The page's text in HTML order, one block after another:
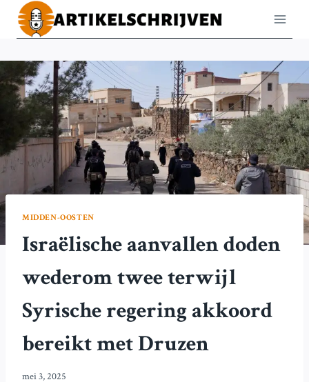
Doorgaan
naar
MIDDEN-OOSTEN
Israëlische aanvallen doden
wederom twee terwijl
Syrische regering akkoord
bereikt met Druzen
mei 3, 2025